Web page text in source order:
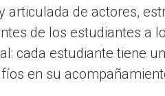
de actores,
de los estudiantes a
cada estudiante tiene
en su